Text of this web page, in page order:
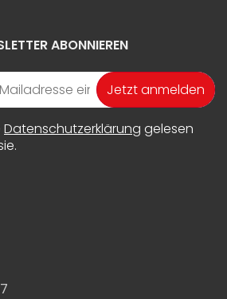
ABONNIEREN
Jetzt anmelden
Datenschutzerklärung gelesen